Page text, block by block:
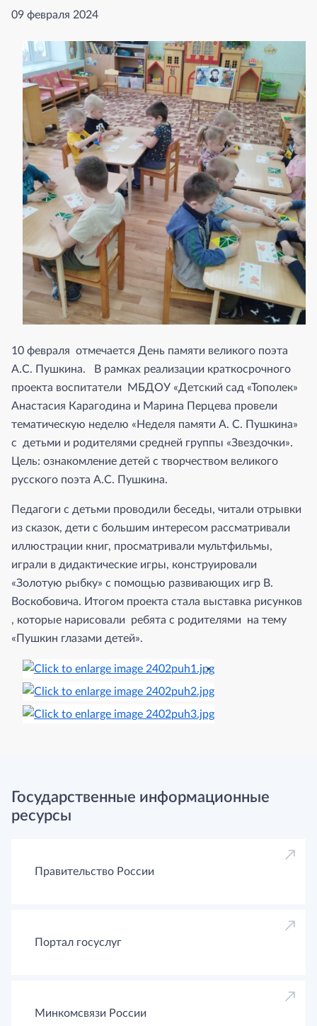
09 февраля 2024
10 февраля отмечается День памяти великого поэта
А.С. Пушкина. В рамках реализации краткосрочного
проекта воспитатели МБДОУ «Детский сад «Тополек»
Анастасия Карагодина и Марина Перцева провели
тематическую неделю «Неделя памяти А. С. Пушкина»
с детьми и родителями средней группы «Звездочки».
Цель: ознакомление детей с творчеством великого
русского поэта А.С. Пушкина.
Педагоги с детьми проводили беседы, читали отрывки
из сказок, дети с большим интересом рассматривали
иллюстрации книг, просматривали мультфильмы,
играли в дидактические игры, конструировали
«Золотую рыбку» с помощью развивающих игр В.
Воскобовича. Итогом проекта стала выставка рисунков
, которые нарисовали ребята с родителями на тему
«Пушкин глазами детей».
Государственные информационные
ресурсы
Правительство России
Портал госуслуг
Минкомсвязи России